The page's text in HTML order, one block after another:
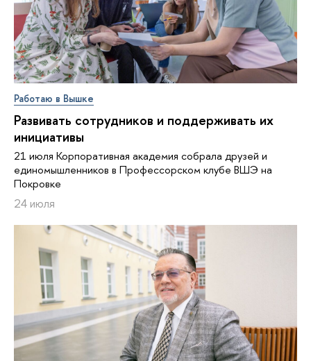
Работаю в Вышке
Развивать сотрудников и поддерживать их
инициативы
21 июля Корпоративная академия собрала друзей и
единомышленников в Профессорском клубе ВШЭ на
Покровке
24 июля